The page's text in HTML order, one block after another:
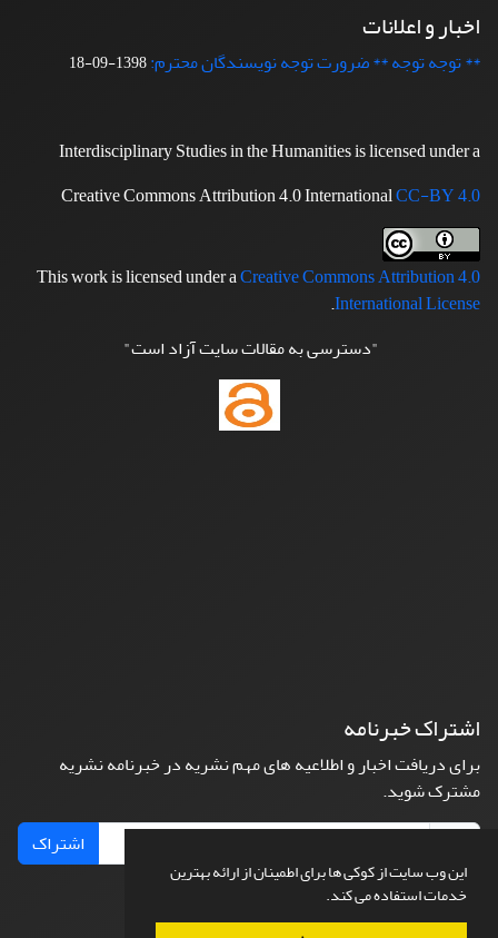
این وب سایت از کوکی ها برای اطمینان از ارائه بهترین
خدمات استفاده می کند.
اخبار و اعلانات
** توجه توجه ** ضرورت توجه نویسندگان محترم:1398-09-18
Interdisciplinary Studies in the Humanities is licensed under a
Creative Commons Attribution 4.0 InternationalCC-BY 4.0
This work is licensed under aCreative Commons Attribution 4.0
International License
.
"دسترسی به مقالات سایت آزاد است"
اشتراک خبرنامه
برای دریافت اخبار و اطلاعیه های مهم نشریه در خبرنامه نشریه
مشترک شوید.
اشتراک